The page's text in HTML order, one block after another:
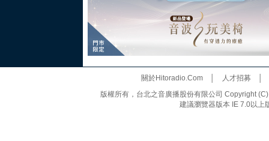
關於Hitoradio.Com│ 人才招募
版權所有，台北之音廣播股份有限公司 Copyright
建議瀏覽器版本 IE 7.0以上